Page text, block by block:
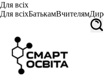
Для всіх
Для всіхБатькамВчителям